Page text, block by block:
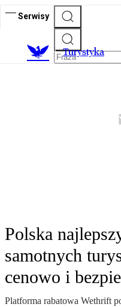
Serwisy
Turystyka
Polska
samotnych
cenowo i
Platforma rabatowa Wethrift